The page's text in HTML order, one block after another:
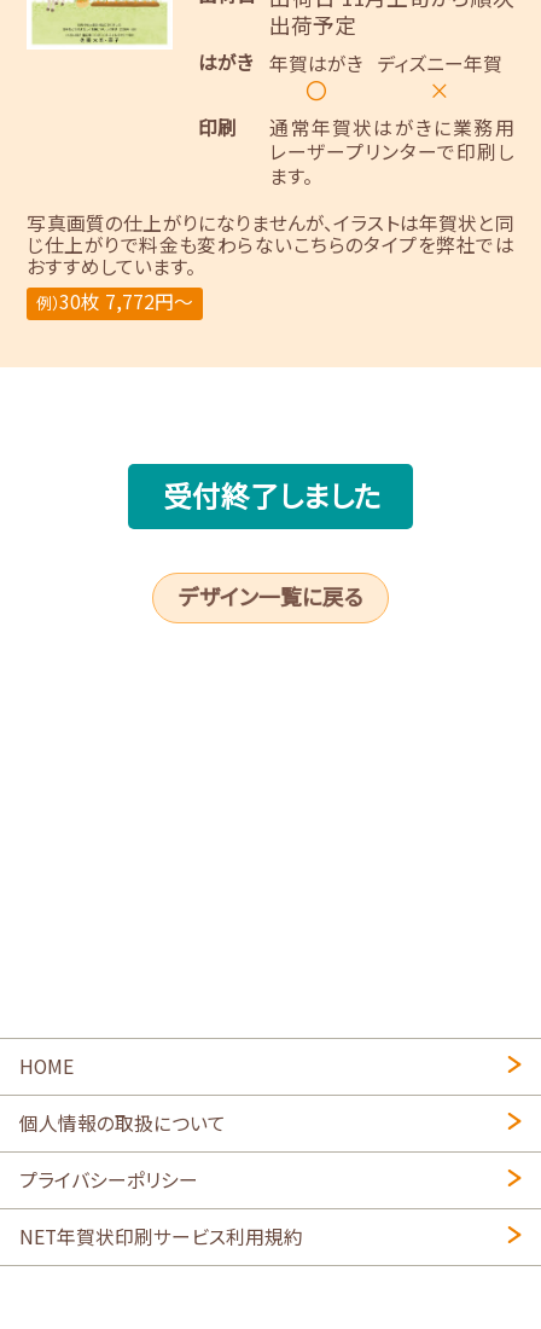
出荷予定
はがき 年賀はがき
〇
ディズニー年賀
×
印刷
通常年賀状はがきに業務用
レーザープリンターで印刷し
ます。
写真画質の仕上がりになりませんが、イラストは年賀状と同
じ仕上がりで料金も変わらないこちらのタイプを弊社では
おすすめしています。
例）30枚 7,772円～
受付終了しました
デザイン一覧に戻る
HOME
個人情報の取扱について
プライバシーポリシー
NET年賀状印刷サービス利用規約